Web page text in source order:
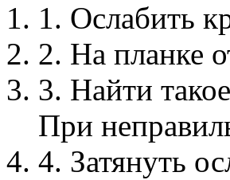
1. Ослабить
2. На планке
3. Найти
При
4. Затянуть